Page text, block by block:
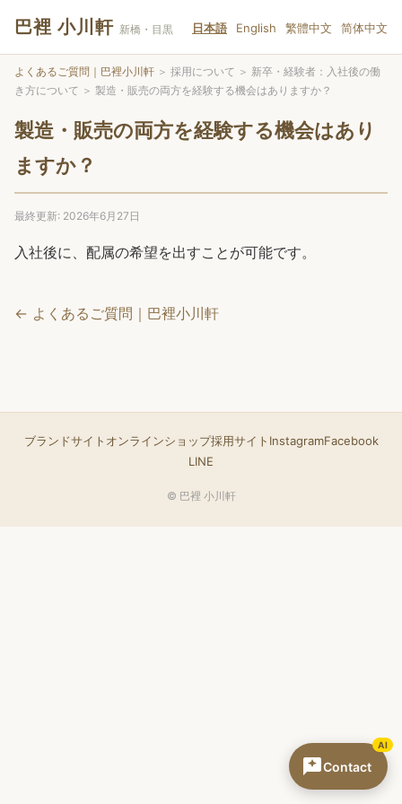
巴裡 小川軒 新橋・目黒 日本語 English 繁體中文 简体中文
よくあるご質問｜巴裡小川軒 ＞ 採用について ＞ 新卒・経験者：入社後の働
き方について ＞ 製造・販売の両方を経験する機会はありますか？
製造・販売の両方を経験する機会はあり
ますか？
最終更新: 2026年6月27日
入社後に、配属の希望を出すことが可能です。
← よくあるご質問｜巴裡小川軒
ブランドサイト オンラインショップ採用サイト InstagramFacebook
LINE
© 巴裡 小川軒
Contact
AI